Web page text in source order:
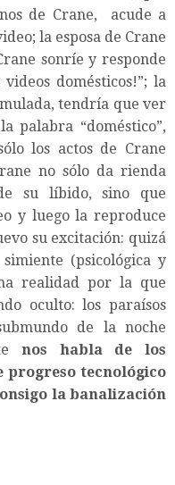
de Crane, acude a
la esposa de Crane
sonríe y responde
domésticos!”; la
tendría que ver
palabra “doméstico”,
los actos de Crane
no sólo da rienda
su líbido, sino que
y luego la reproduce
su excitación: quizá
(psicológica y
realidad por la que
oculto: los paraísos
de la noche
nos habla de los
progreso tecnológico
la banalización